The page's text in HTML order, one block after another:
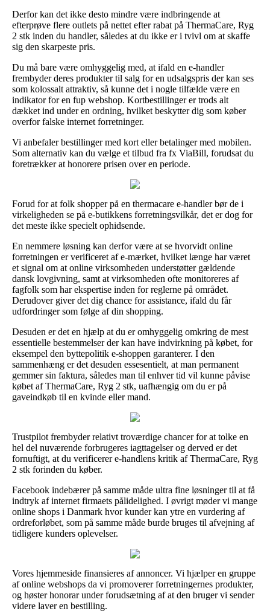
Derfor kan det ikke desto mindre være indbringende at
efterprøve flere outlets på nettet efter rabat på ThermaCare, Ryg
2 stk inden du handler, således at du ikke er i tvivl om at skaffe
sig den skarpeste pris.
Du må bare være omhyggelig med, at ifald en e-handler
frembyder deres produkter til salg for en udsalgspris der kan ses
som kolossalt attraktiv, så kunne det i nogle tilfælde være en
indikator for en fup webshop. Kortbestillinger er trods alt
dækket ind under en ordning, hvilket beskytter dig som køber
overfor falske internet forretninger.
Vi anbefaler bestillinger med kort eller betalinger med mobilen.
Som alternativ kan du vælge et tilbud fra fx ViaBill, forudsat du
foretrækker at honorere prisen over en periode.
Forud for at folk shopper på en thermacare e-handler bør de i
virkeligheden se på e-butikkens forretningsvilkår, det er dog for
det meste ikke specielt ophidsende.
En nemmere løsning kan derfor være at se hvorvidt online
forretningen er verificeret af e-mærket, hvilket længe har været
et signal om at online virksomheden understøtter gældende
dansk lovgivning, samt at virksomheden ofte monitoreres af
fagfolk som har ekspertise inden for reglerne på området.
Derudover giver det dig chance for assistance, ifald du får
udfordringer som følge af din shopping.
Desuden er det en hjælp at du er omhyggelig omkring de mest
essentielle bestemmelser der kan have indvirkning på købet, for
eksempel den byttepolitik e-shoppen garanterer. I den
sammenhæng er det desuden essesentielt, at man permanent
gemmer sin faktura, således man til enhver tid vil kunne påvise
købet af ThermaCare, Ryg 2 stk, uafhængig om du er på
gaveindkøb til en kvinde eller mand.
Trustpilot frembyder relativt troværdige chancer for at tolke en
hel del nuværende forbrugeres iagttagelser og derved er det
fornuftigt, at du verificerer e-handlens kritik af ThermaCare, Ryg
2 stk forinden du køber.
Facebook indebærer på samme måde ultra fine løsninger til at få
indtryk af internet firmaets pålidelighed. I øvrigt møder vi mange
online shops i Danmark hvor kunder kan ytre en vurdering af
ordreforløbet, som på samme måde burde bruges til afvejning af
tidligere kunders oplevelser.
Vores hjemmeside finansieres af annoncer. Vi hjælper en gruppe
af online webshops da vi promoverer forretningernes produkter,
og høster honorar under forudsætning af at den bruger vi sender
videre laver en bestilling.